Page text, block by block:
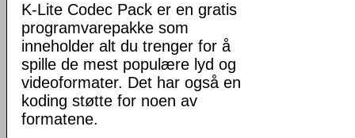
K-Lite Codec Pack er en gratis
programvarepakke som
inneholder alt du trenger for å
spille de mest populære lyd og
videoformater. Det har også en
koding støtte for noen av
formatene.